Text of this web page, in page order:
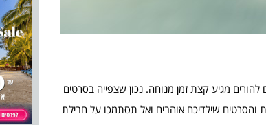
מגיע קצת זמן מנוחה. נכון שצפייה בסרטים
והסרטים שילדיכם אוהבים ואל תסתמכו על חבילת